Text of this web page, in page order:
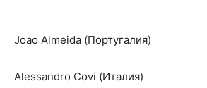
Joao Almeida (Португалия)
Alessandro Covi (Италия)